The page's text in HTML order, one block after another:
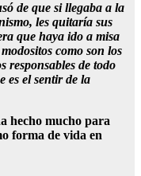
de que si llegaba a la
les quitaría sus
que haya ido a misa
como son los
responsables de todo
es el sentir de la
hecho mucho para
forma de vida en